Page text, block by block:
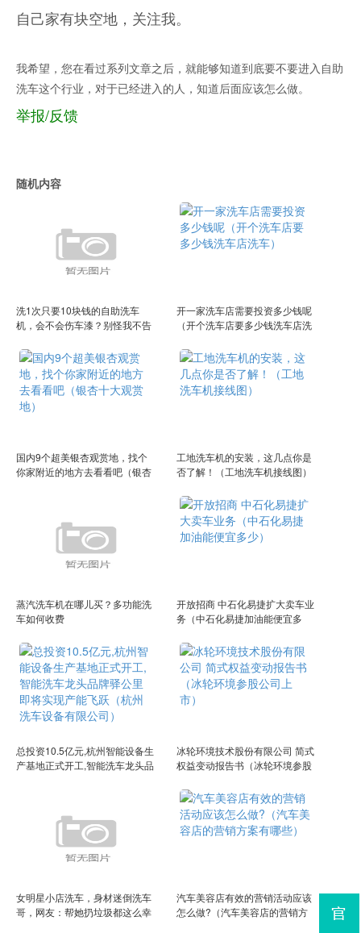
自己家有块空地，关注我。
我希望，您在看过系列文章之后，就能够知道到底要不要进入自助
洗车这个行业，对于已经进入的人，知道后面应该怎么做。
举报/反馈
随机内容
洗1次只要10块钱的自助洗车
机，会不会伤车漆？别怪我不告
吗）
开一家洗车店需要投资多少钱呢
（开个洗车店要多少钱洗车店洗
国内9个超美银杏观赏地，找个
你家附近的地方去看看吧（银杏
工地洗车机的安装，这几点你是
否了解！（工地洗车机接线图）
蒸汽洗车机在哪儿买？多功能洗
车如何收费
开放招商 中石化易捷扩大卖车业
务（中石化易捷加油能便宜多
总投资10.5亿元,杭州智能设备生
产基地正式开工,智能洗车龙头品
冰轮环境技术股份有限公司 简式
权益变动报告书（冰轮环境参股
女明星小店洗车，身材迷倒洗车
哥，网友：帮她扔垃圾都这么幸
汽车美容店有效的营销活动应该
怎么做?（汽车美容店的营销方